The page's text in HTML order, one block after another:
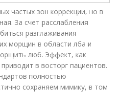
частых зон коррекции, но в
За счет расслабления
разглаживания
морщин в области лба и
люб. Эффект, как
в восторг пациентов.
полностью
сохраняем мимику, в том